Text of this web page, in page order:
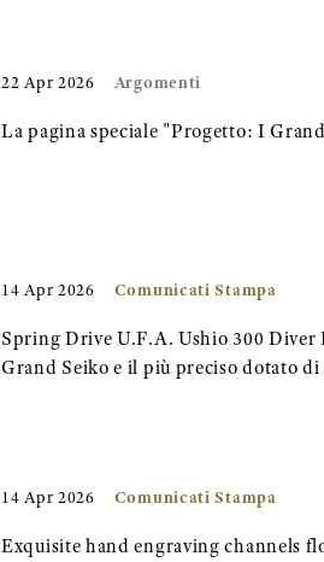
22 Apr 2026 Argomenti
La pagina speciale "Progetto: I
14 Apr 2026 Comunicati Stampa
Spring Drive U.F.A. Ushio 300
Grand Seiko e il più preciso dotato
14 Apr 2026 Comunicati Stampa
Exquisite hand engraving channels